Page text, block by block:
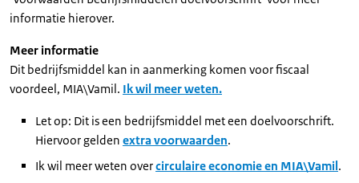
informatie hierover.
Meer informatie
Dit bedrijfsmiddel kan in aanmerking komen voor fiscaal
voordeel, MIA\Vamil. Ik wil meer weten.
Let op: Dit is een bedrijfsmiddel met een doelvoorschrift.
Hiervoor gelden extra voorwaarden.
Ik wil meer weten overcirculaire economie en MIA\Vamil.